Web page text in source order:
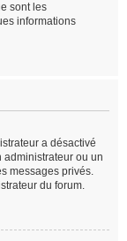
sont les
informations
a désactivé
administrateur ou un
messages privés.
du forum.